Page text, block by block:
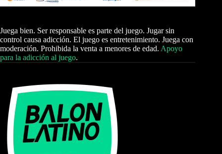
Juega bien. Ser responsable es parte del juego. Jugar sin
control causa adicción. El juego es entretenimiento. Juega con
moderación. Prohibida la venta a menores de edad. Apoyo
para la adicción al juego.